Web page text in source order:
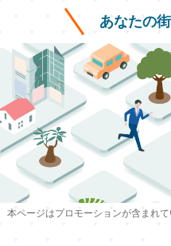
あなたの
本ページはプロモーションが含まれて